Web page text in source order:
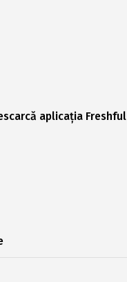
aplicația Freshful